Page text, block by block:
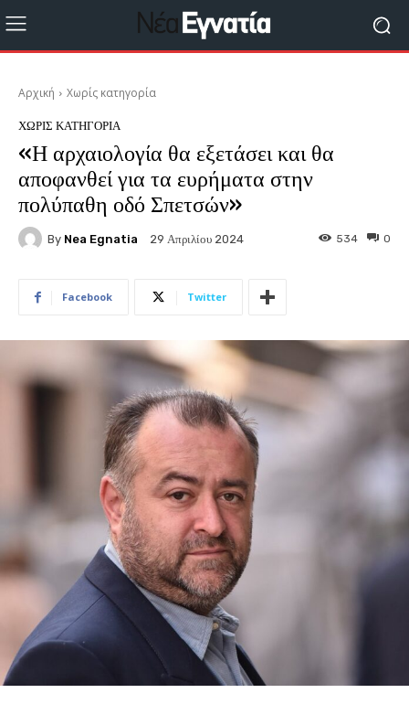
Αρχική Χωρίς κατηγορία
ΧΩΡΊΣ ΚΑΤΗΓΟΡΊΑ
«Η αρχαιολογία θα εξετάσει και θα
αποφανθεί για τα ευρήματα στην
πολύπαθη οδό Σπετσών»
By Nea Egnatia 29 Απριλίου 2024 0
534
Facebook Twitter